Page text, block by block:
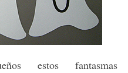
estos fantasmas